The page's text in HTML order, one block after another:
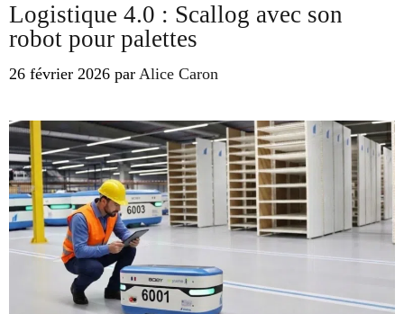
Logistique 4.0 : Scallog avec son
robot pour palettes
26 février 2026 par Alice Caron